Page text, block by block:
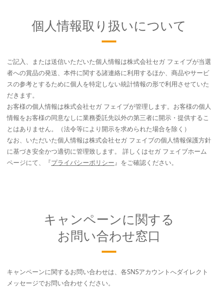
個人情報取り扱いについて
ご記入、または送信いただいた個人情報は株式会社セガ フェイブが当選
者への賞品の発送、本件に関する諸連絡に利用するほか、商品やサービ
スの参考とするために個人を特定しない統計情報の形で利用させていた
だきます。
お客様の個人情報は株式会社セガ フェイブが管理します。お客様の個人
情報をお客様の同意なしに業務委託先以外の第三者に開示・提供するこ
とはありません。（法令等により開示を求められた場合を除く）
なお、いただいた個人情報は株式会社セガ フェイブの個人情報保護方針
に基づき安全かつ適切に管理致します。 詳しくはセガ フェイブホーム
ページにて、『プライバシーポリシー』をご確認ください。
キャンペーンに関する
お問い合わせ窓口
キャンペーンに関するお問い合わせは、各SNSアカウントへダイレクト
メッセージでお問い合わせください。